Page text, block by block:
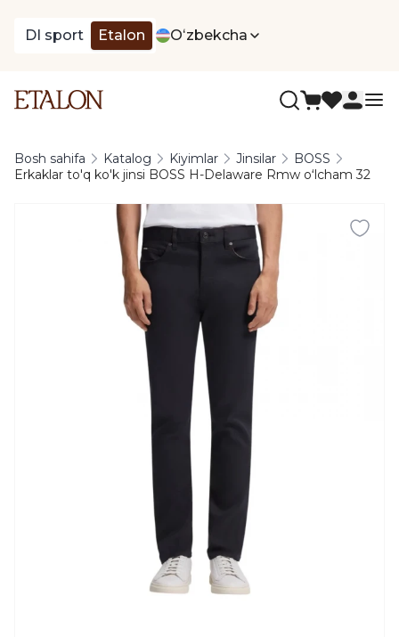
DI sport Etalon Oʻzbekcha
Bosh sahifa Katalog Kiyimlar Jinsilar
BOSS
Erkaklar to'q ko'k jinsi BOSS H-Delaware Rmw oʻlcham 32